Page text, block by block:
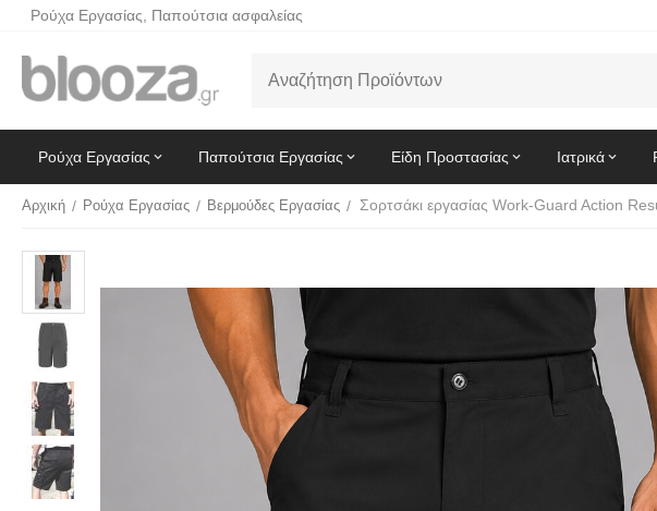
Ρούχα Εργασίας, Παπούτσια ασφαλείας
Ρούχα Εργασίας Παπούτσια Εργασίας Είδη Προστασίας Ιατρικά
Αρχική / Ρούχα Εργασίας / Βερμούδες Εργασίας /